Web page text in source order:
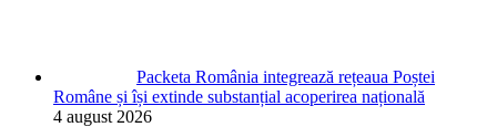
Packeta România integrează rețeaua Poștei
Române și își extinde substanțial acoperirea națională
4 august 2026